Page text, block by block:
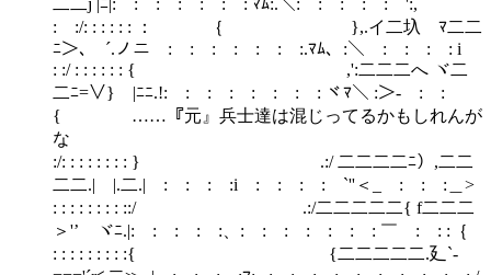
: :/: : : : : : ： ｛ },.イ二圦 ﾏ二二
ﾆ＞､￣´.ノニ : : : : : : :.ﾏﾑ、:＼ : : : : i
: :/ : : : : : : { ,':二二二へ ヾ二
二ﾆ=∨} |ﾆﾆ.!: : : : : : : : ヾﾏ＼ :＞- : :
{ ……『元』兵士達は混じってるかもしれんが
な
:/: : : : : : : : } .:/ 二二二二ﾆ）,二二
二二.| |.二.| : : : :i : : : : `''＜_ : : :＿>
: : : : : : : : ::/ .:/二二二二二{ f二二二
＞'’ ヾﾆ.|: : : : :、: : : : : : : ￣ : : :｛
: : : : : : : : :{ {二二二二二.廴`-